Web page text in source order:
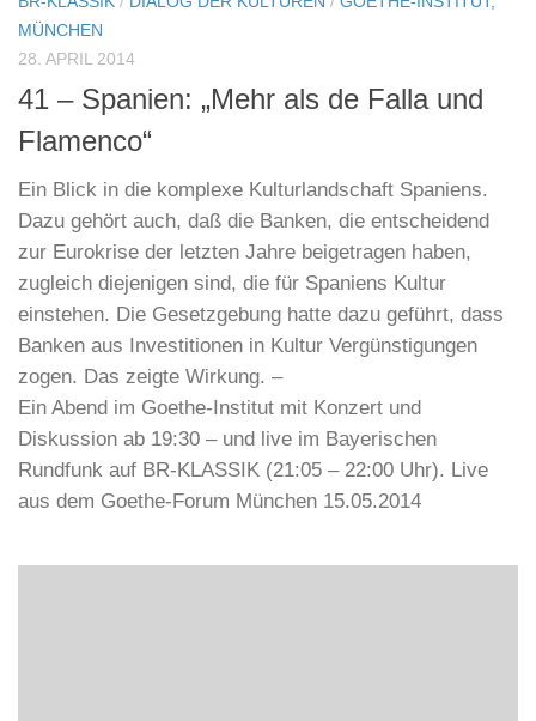
BR-KLASSIK/DIALOG DER KULTUREN/GOETHE-INSTITUT,
MÜNCHEN
28. APRIL 2014
41 – Spanien: „Mehr als de Falla und
Flamenco“
Ein Blick in die komplexe Kulturlandschaft Spaniens.
Dazu gehört auch, daß die Banken, die entscheidend
zur Eurokrise der letzten Jahre beigetragen haben,
zugleich diejenigen sind, die für Spaniens Kultur
einstehen. Die Gesetzgebung hatte dazu geführt, dass
zogen. Das zeigte Wirkung. –